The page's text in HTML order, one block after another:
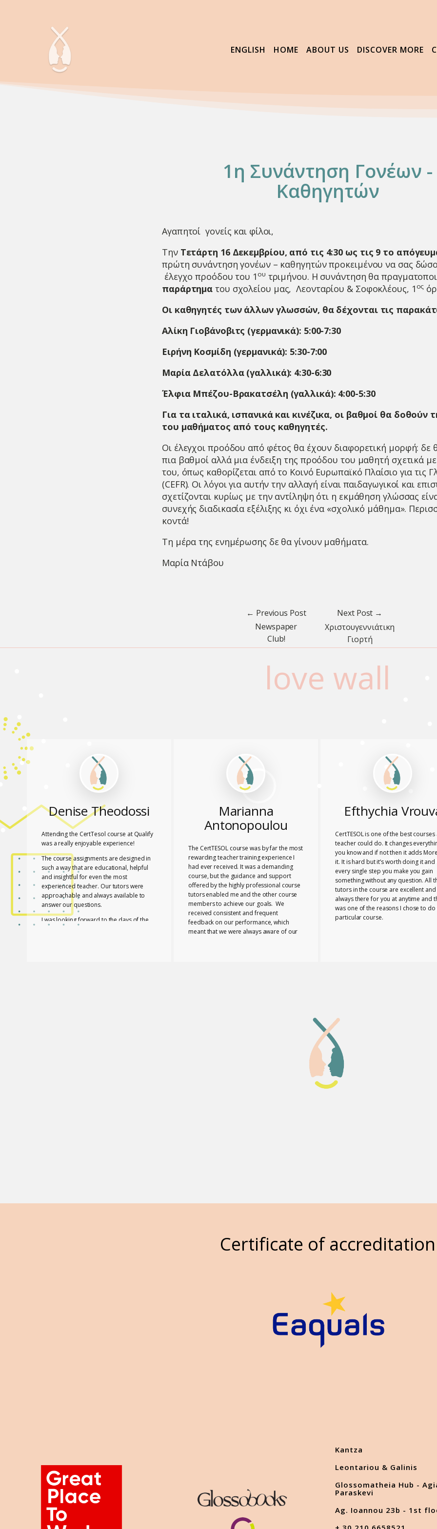
ENGLISH HOME ABOUT US DISCOVER MORE
1η Συνάντηση Γονέων -
Καθηγητών
Αγαπητοί γονείς και φίλοι,
Την Τετάρτη 16 Δεκεμβρίου, από τις 4:30 ως τις 9 το
πρώτη συνάντηση γονέων – καθηγητών προκειμένου να σας
έλεγχο προόδου του 1ου τριμήνου. Η συνάντηση θα
παράρτημα του σχολείου μας, Λεονταρίου & Σοφοκλέους, 1ος
Οι καθηγητές των άλλων γλωσσών, θα δέχονται τις
Αλίκη Γιοβάνοβιτς (γερμανικά): 5:00-7:30
Ειρήνη Κοσμίδη (γερμανικά): 5:30-7:00
Μαρία Δελατόλλα (γαλλικά): 4:30-6:30
Έλφια Μπέζου-Βρακατσέλη (γαλλικά): 4:00-5:30
Για τα ιταλικά, ισπανικά και κινέζικα, οι βαθμοί θα δοθούν
του μαθήματος από τους καθηγητές.
Οι έλεγχοι προόδου από φέτος θα έχουν διαφορετική μορφή: δε
πια βαθμοί αλλά μια ένδειξη της προόδου του μαθητή σχετικά
του, όπως καθορίζεται από το Κοινό Ευρωπαϊκό Πλαίσιο για τις
(CEFR). Οι λόγοι για αυτήν την αλλαγή είναι παιδαγωγικοί και
σχετίζονται κυρίως με την αντίληψη ότι η εκμάθηση γλώσσας
συνεχής διαδικασία εξέλιξης κι όχι ένα «σχολικό μάθημα».
κοντά!
Τη μέρα της ενημέρωσης δε θα γίνουν μαθήματα.
Μαρία Ντάβου
← Previous Post
Newspaper
Club!
Next Post →
Χριστουγεννιάτικη
Γιορτή
love wall
Denise Theodossi
Attending the CertTesol course at Qualify
was a really enjoyable experience!
The course assignments are designed in
such a way that are educational, helpful
and insightful for even the most
experienced teacher. Our tutors were
approachable and always available to
answer our questions.
I was looking forward to the days of the
Marianna
Antonopoulou
The CertTESOL course was by far the most
rewarding teacher training experience I
had ever received. It was a demanding
course, but the guidance and support
offered by the highly professional course
tutors enabled me and the other course
members to achieve our goals. We
received consistent and frequent
feedback on our performance, which
meant that we were always aware of our
Efthychia
CertTESOL is one of the best courses
teacher could do. It changes
you know and if not then it adds
it. It is hard but it’s worth doing it and
every single step you make you gain
something without any question. All
tutors in the course are excellent and
always there for you at anytime and
was one of the reasons I chose to do
particular course.
Certificate of accreditation
Kantza
Leontariou & Galinis
Glossomatheia Hub -
Paraskevi
Ag. Ioannou 23b - 1st